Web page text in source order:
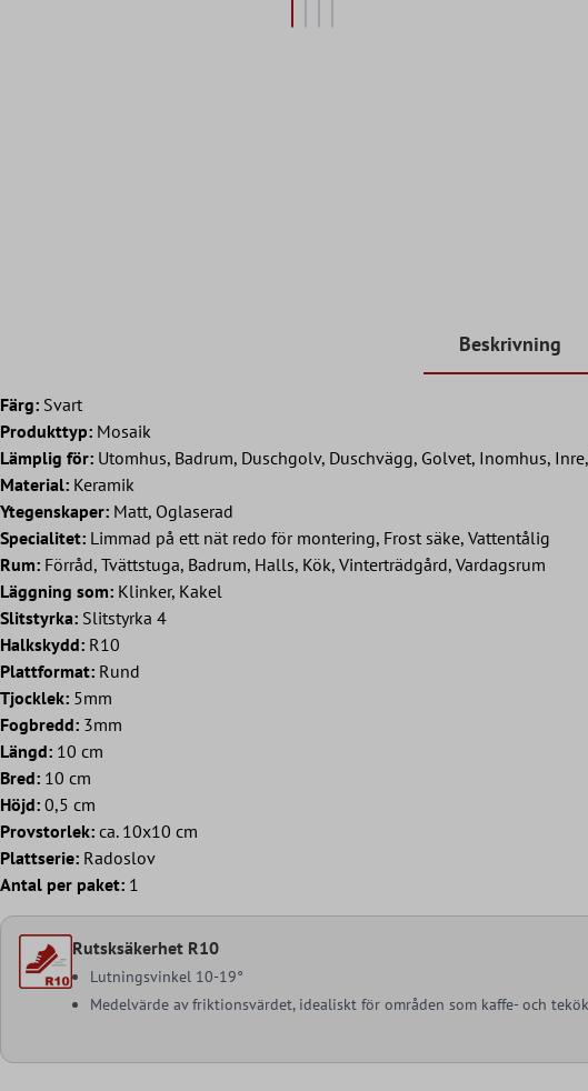
Beskrivning
Färg: Svart
Produkttyp: Mosaik
Lämplig för: Utomhus, Badrum, Duschgolv, Duschvägg, Golvet, Inomhus,
Material: Keramik
Ytegenskaper: Matt, Oglaserad
Specialitet: Limmad på ett nät redo för montering, Frost säke, Vattentålig
Rum: Förråd, Tvättstuga, Badrum, Halls, Kök, Vinterträdgård, Vardagsrum
Läggning som: Klinker, Kakel
Slitstyrka: Slitstyrka 4
Halkskydd: R10
Plattformat: Rund
Tjocklek: 5mm
Fogbredd: 3mm
Längd: 10 cm
Bred: 10 cm
Höjd: 0,5 cm
Provstorlek: ca. 10x10 cm
Plattserie: Radoslov
Antal per paket: 1
Rutsksäkerhet R10
Lutningsvinkel 10-19°
Medelvärde av friktionsvärdet, idealiskt för områden som kaffe- och